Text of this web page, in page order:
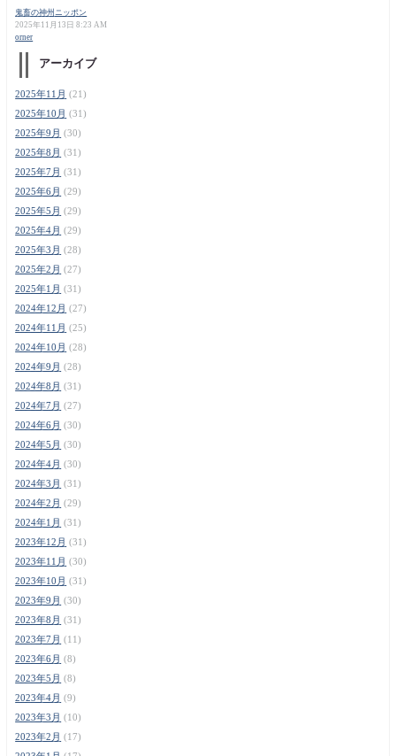
鬼畜の神州ニッポン
2025年11月13日 8:23 AM
orner
アーカイブ
2025年11月 (21)
2025年10月 (31)
2025年9月 (30)
2025年8月 (31)
2025年7月 (31)
2025年6月 (29)
2025年5月 (29)
2025年4月 (29)
2025年3月 (28)
2025年2月 (27)
2025年1月 (31)
2024年12月 (27)
2024年11月 (25)
2024年10月 (28)
2024年9月 (28)
2024年8月 (31)
2024年7月 (27)
2024年6月 (30)
2024年5月 (30)
2024年4月 (30)
2024年3月 (31)
2024年2月 (29)
2024年1月 (31)
2023年12月 (31)
2023年11月 (30)
2023年10月 (31)
2023年9月 (30)
2023年8月 (31)
2023年7月 (11)
2023年6月 (8)
2023年5月 (8)
2023年4月 (9)
2023年3月 (10)
2023年2月 (17)